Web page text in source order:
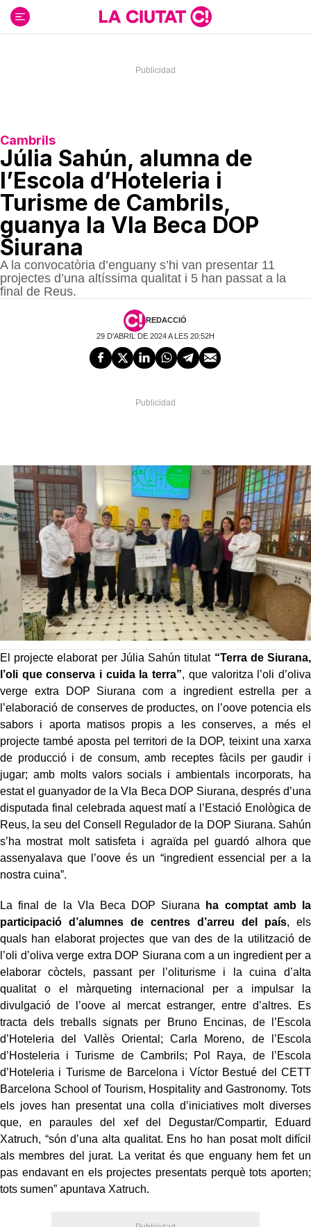
contenido
Cambrils
Júlia Sahún, alumna de
l’Escola d’Hoteleria i
Turisme de Cambrils,
guanya la VIa Beca DOP
Siurana
A la convocatòria d’enguany s’hi van presentar 11
projectes d’una altíssima qualitat i 5 han passat a la
final de Reus.
REDACCIÓ
29 D'ABRIL DE 2024 A LES 20:52H
El projecte elaborat per Júlia Sahún titulat“Terra de Siurana,
l’oli que conserva i cuida la terra”, que valoritza l’oli d’oliva
verge extra DOP Siurana com a ingredient estrella per a
l’elaboració de conserves de productes, on l’oove potencia els
sabors i aporta matisos propis a les conserves, a més el
projecte també aposta pel territori de la DOP, teixint una xarxa
de producció i de consum, amb receptes fàcils per gaudir i
jugar; amb molts valors socials i ambientals incorporats, ha
estat el guanyador de la VIa Beca DOP Siurana, després d’una
disputada final celebrada aquest matí a l’Estació Enològica de
Reus, la seu del Consell Regulador de la DOP Siurana. Sahún
s’ha mostrat molt satisfeta i agraïda pel guardó alhora que
assenyalava que l’oove és un “ingredient essencial per a la
nostra cuina”.
La final de la VIa Beca DOP Siurana ha comptat amb la
participació d’alumnes de centres d’arreu del país, els
quals han elaborat projectes que van des de la utilització de
l’oli d’oliva verge extra DOP Siurana com a un ingredient per a
elaborar còctels, passant per l’oliturisme i la cuina d’alta
qualitat o el màrqueting internacional per a impulsar la
divulgació de l’oove al mercat estranger, entre d’altres. Es
tracta dels treballs signats per Bruno Encinas, de l’Escola
d’Hoteleria del Vallès Oriental; Carla Moreno, de l’Escola
d’Hosteleria i Turisme de Cambrils; Pol Raya, de l’Escola
d’Hoteleria i Turisme de Barcelona i Víctor Bestué del CETT
Barcelona School of Tourism, Hospitality and Gastronomy. Tots
els joves han presentat una colla d’iniciatives molt diverses
que, en paraules del xef del Degustar/Compartir, Eduard
Xatruch, “són d’una alta qualitat. Ens ho han posat molt difícil
als membres del jurat. La veritat és que enguany hem fet un
pas endavant en els projectes presentats perquè tots aporten;
tots sumen” apuntava Xatruch.